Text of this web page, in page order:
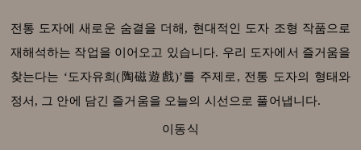
전통 도자에 새로운 숨결을 더해, 현대적인 도자 조형 작품으로
재해석하는 작업을 이어오고 있습니다. 우리 도자에서 즐거움을
찾는다는 ‘도자유희(陶磁遊戲)’를 주제로, 전통 도자의 형태와
정서, 그 안에 담긴 즐거움을 오늘의 시선으로 풀어냅니다.
이동식